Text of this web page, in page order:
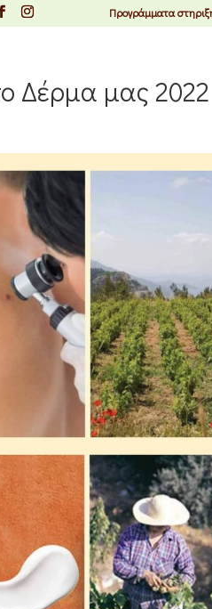
Προγράμματα
Δέρμα μας